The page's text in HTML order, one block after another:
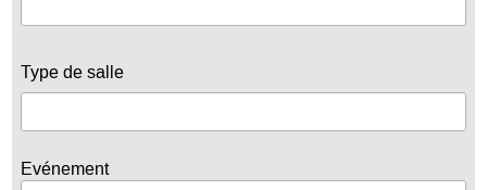
Type de salle
Evénement